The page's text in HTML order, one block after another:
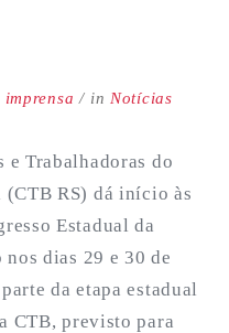
imprensa in Notícias
e Trabalhadoras do
RS) dá início às
Estadual da
dias 29 e 30 de
da etapa estadual
CTB, previsto para